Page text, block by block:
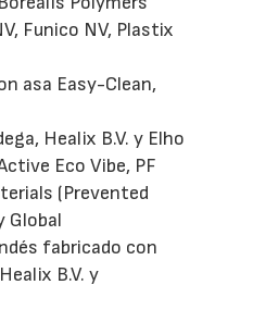
Funico NV, Plastix
asa Easy-Clean,
Healix B.V. y Elho
Eco Vibe, PF
(Prevented
Global
fabricado con
B.V. y